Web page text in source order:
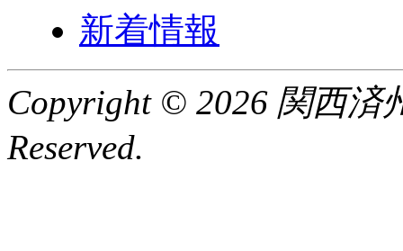
新着情報
Copyright © 2026 関西済
Reserved.